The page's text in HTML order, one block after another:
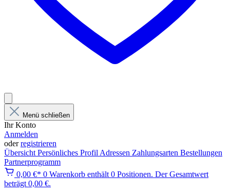
Menü schließen
Ihr Konto
Anmelden
oderregistrieren
Übersicht Persönliches Profil Adressen Zahlungsarten Bestellungen
Partnerprogramm
0,00 €* 0 Warenkorb enthält 0 Positionen. Der Gesamtwert
beträgt 0,00 €.